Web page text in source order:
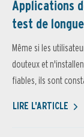
Applications
test de
Même si les
douteux et
fiables, ils sont
LIRE L'ARTICLE